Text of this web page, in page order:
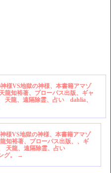
様VS地獄の神様、本書籍アマゾ
龍知裕著、プローパス出版、ギャ
天龍、遠隔除霊、占い dahlia、
様VS地獄の神様、本書籍アマゾ
知裕著、プローパス出版、、ギ
天龍、遠隔除霊、占い
グ。
→